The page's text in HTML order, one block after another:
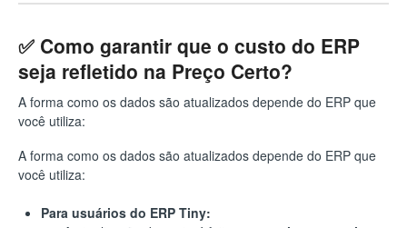
✅ Como garantir que o custo do ERP
seja refletido na Preço Certo?
A forma como os dados são atualizados depende do ERP que
você utiliza:
A forma como os dados são atualizados depende do ERP que
você utiliza:
Para usuários do ERP Tiny: